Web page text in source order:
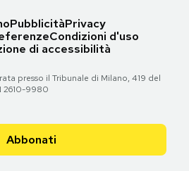
PubblicitàPrivacy
Condizioni d'uso
di accessibilità
presso il Tribunale di Milano, 419 del
2610-9980
Abbonati